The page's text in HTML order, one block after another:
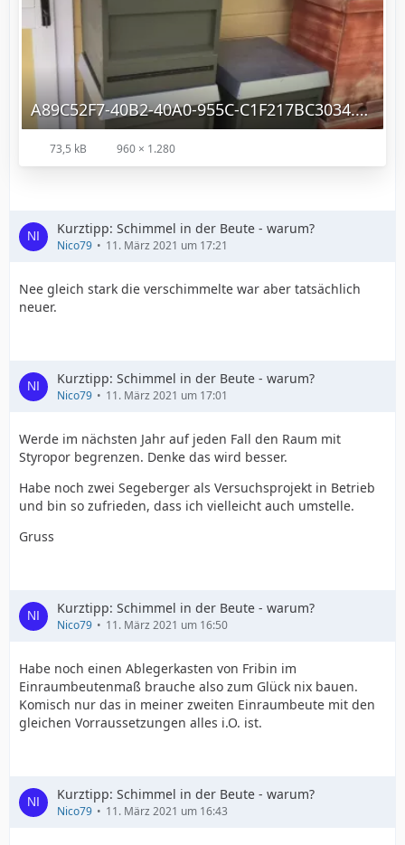
A89C52F7-40B2-40A0-955C-C1F217BC3034.webp
73,5 kB 960 × 1.280
Kurztipp: Schimmel in der Beute - warum?
Nico79 11. März 2021 um 17:21
Nee gleich stark die verschimmelte war aber tatsächlich
neuer.
Kurztipp: Schimmel in der Beute - warum?
Nico79 11. März 2021 um 17:01
Werde im nächsten Jahr auf jeden Fall den Raum mit
Styropor begrenzen. Denke das wird besser.
Habe noch zwei Segeberger als Versuchsprojekt in Betrieb
und bin so zufrieden, dass ich vielleicht auch umstelle.
Gruss
Kurztipp: Schimmel in der Beute - warum?
Nico79 11. März 2021 um 16:50
Habe noch einen Ablegerkasten von Fribin im
Einraumbeutenmaß brauche also zum Glück nix bauen.
Komisch nur das in meiner zweiten Einraumbeute mit den
gleichen Vorraussetzungen alles i.O. ist.
Kurztipp: Schimmel in der Beute - warum?
Nico79 11. März 2021 um 16:43